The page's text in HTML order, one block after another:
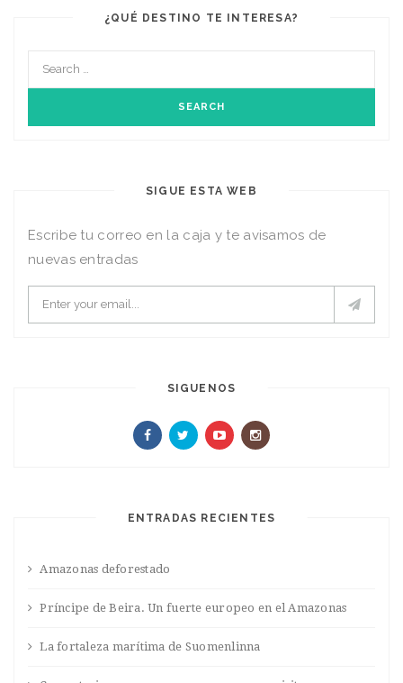
¿QUÉ DESTINO TE INTERESA?
SIGUE ESTA WEB
Escribe tu correo en la caja y te avisamos de
nuevas entradas
SIGUENOS
ENTRADAS RECIENTES
Amazonas deforestado
Príncipe de Beira. Un fuerte europeo en el Amazonas
La fortaleza marítima de Suomenlinna